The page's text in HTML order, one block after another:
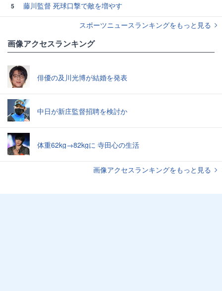
5
藤川監督 死球口撃で敵を増やす
スポーツニュースランキングをもっと見る
画像アクセスランキング
俳優の及川光博が結婚を発表
中日が新庄監督招聘を検討か
体重62kg→82kgに 寺田心の生活
画像アクセスランキングをもっと見る